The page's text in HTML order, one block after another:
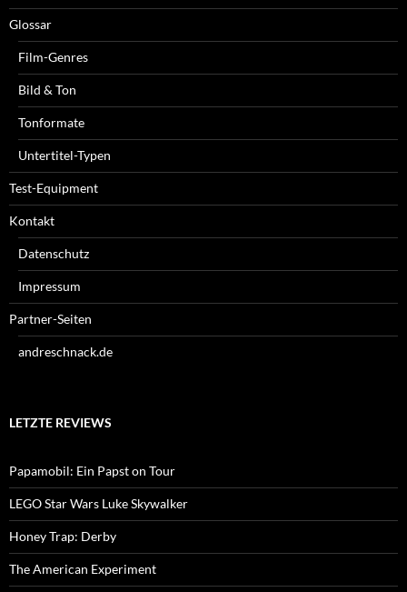
Glossar
Film-Genres
Bild & Ton
Tonformate
Untertitel-Typen
Test-Equipment
Kontakt
Datenschutz
Impressum
Partner-Seiten
andreschnack.de
LETZTE REVIEWS
Papamobil: Ein Papst on Tour
LEGO Star Wars Luke Skywalker
Honey Trap: Derby
The American Experiment